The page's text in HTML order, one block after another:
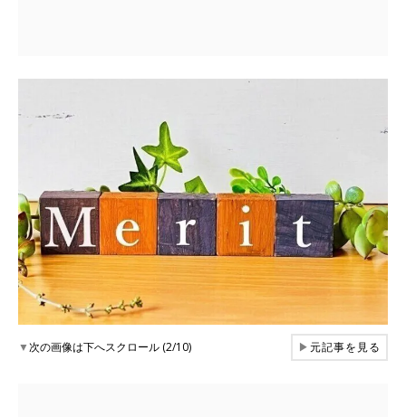
▼次の画像は下へスクロール (2/10) ▶元記事を見る